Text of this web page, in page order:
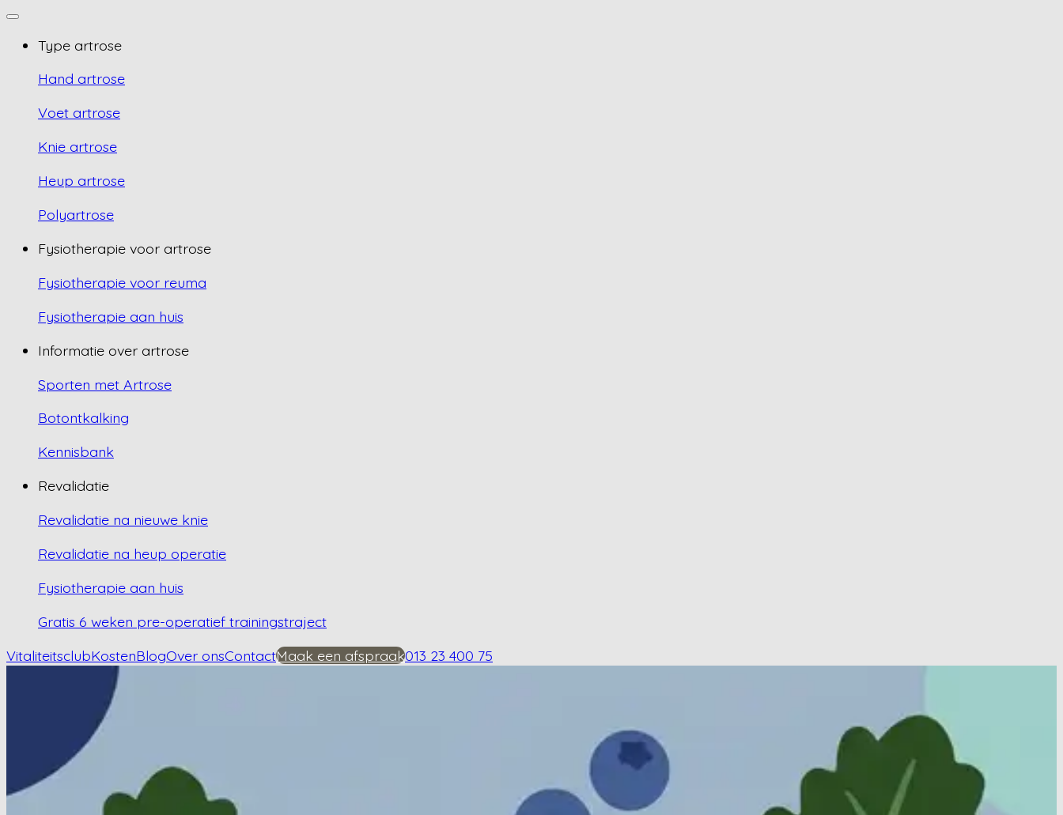
Type artrose
Hand artrose
Voet artrose
Knie artrose
Heup artrose
Polyartrose
Fysiotherapie voor artrose
Fysiotherapie voor reuma
Fysiotherapie aan huis
Informatie over artrose
Sporten met Artrose
Botontkalking
Kennisbank
Revalidatie
Revalidatie na nieuwe knie
Revalidatie na heup operatie
Fysiotherapie aan huis
Gratis 6 weken pre-operatief trainingstraject
VitaliteitsclubKostenBlogOver onsContactMaak een afspraak013 23 400 75
Kennisbank
Wat is de rol van voeding bij heupartrose?